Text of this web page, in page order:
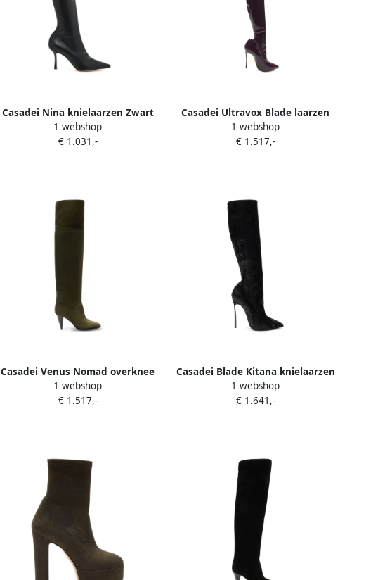
Casadei Nina knielaarzen Zwart
1 webshop
€ 1.031,-
Casadei Ultravox Blade laarzen
Paars
1 webshop
€ 1.517,-
Casadei Venus Nomad overknee
laarzen Groen
1 webshop
€ 1.517,-
Casadei Blade Kitana knielaarzen
met python-effect Zwart
1 webshop
€ 1.641,-